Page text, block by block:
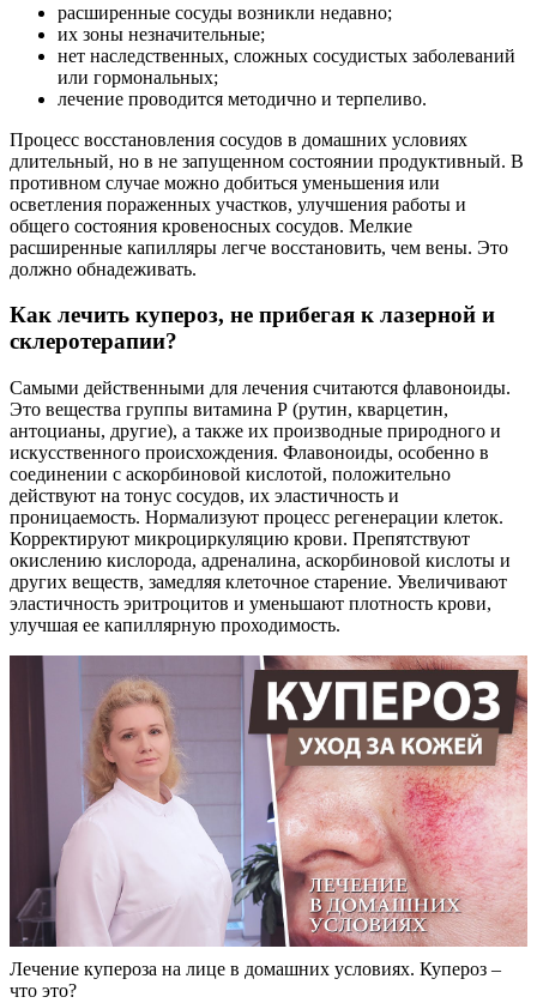
расширенные сосуды возникли недавно;
их зоны незначительные;
нет наследственных, сложных сосудистых заболеваний
или гормональных;
лечение проводится методично и терпеливо.
Процесс восстановления сосудов в домашних условиях
длительный, но в не запущенном состоянии продуктивный. В
противном случае можно добиться уменьшения или
осветления пораженных участков, улучшения работы и
общего состояния кровеносных сосудов. Мелкие
расширенные капилляры легче восстановить, чем вены. Это
должно обнадеживать.
Как лечить купероз, не прибегая к лазерной и
склеротерапии?
Самыми действенными для лечения считаются флавоноиды.
Это вещества группы витамина Р (рутин, кварцетин,
антоцианы, другие), а также их производные природного и
искусственного происхождения. Флавоноиды, особенно в
соединении с аскорбиновой кислотой, положительно
действуют на тонус сосудов, их эластичность и
проницаемость. Нормализуют процесс регенерации клеток.
Корректируют микроциркуляцию крови. Препятствуют
окислению кислорода, адреналина, аскорбиновой кислоты и
других веществ, замедляя клеточное старение. Увеличивают
эластичность эритроцитов и уменьшают плотность крови,
улучшая ее капиллярную проходимость.
Лечение купероза на лице в домашних условиях. Купероз –
что это?